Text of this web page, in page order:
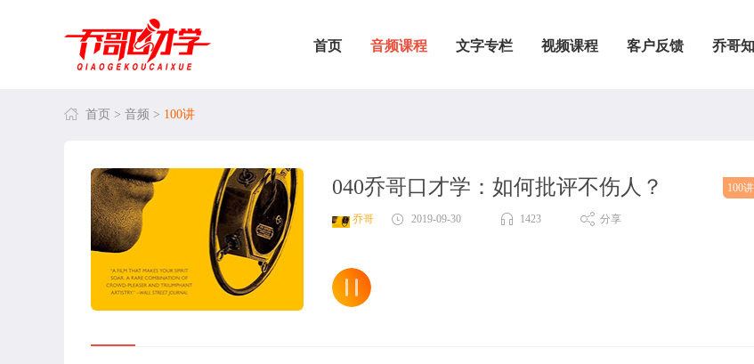
首页 音频课程 文字专栏 视频课程 客户反馈 乔哥
首页 > 音频 > 100讲
040乔哥口才学：如何批评不伤人？ 100讲
乔哥 2019-09-30 1423 分享